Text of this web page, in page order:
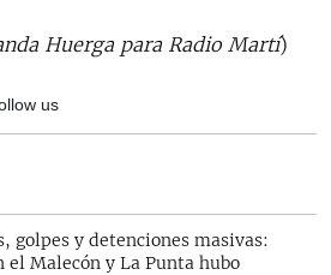
Huerga para Radio Martí)
us
golpes y detenciones masivas:
Malecón y La Punta hubo